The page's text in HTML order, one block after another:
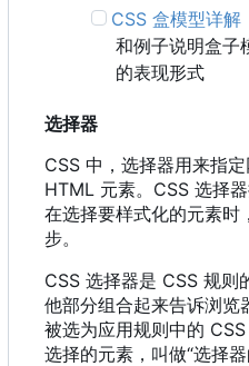
CSS 盒模型详解
和例子说明盒子
的表现形式
选择器
CSS 中，选择器用来指
HTML 元素。CSS 选择
在选择要样式化的元素时
步。
CSS 选择器是 CSS 规则
他部分组合起来告诉浏
被选为应用规则中的
选择的元素，叫做“选择器